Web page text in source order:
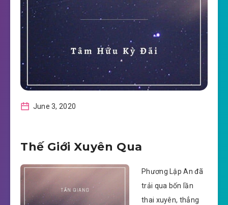
June 3, 2020
Thế Giới Xuyên Qua
Phương Lập An đã
trải qua bốn lần
thai xuyên, thẳng